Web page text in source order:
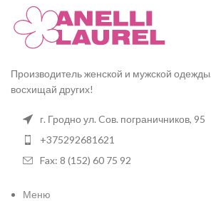
Производитель женской и мужской
восхищай других!
г. Гродно ул. Cов. пограничников, 95
+375292681621
Fax: 8 (152) 60 75 92
Меню